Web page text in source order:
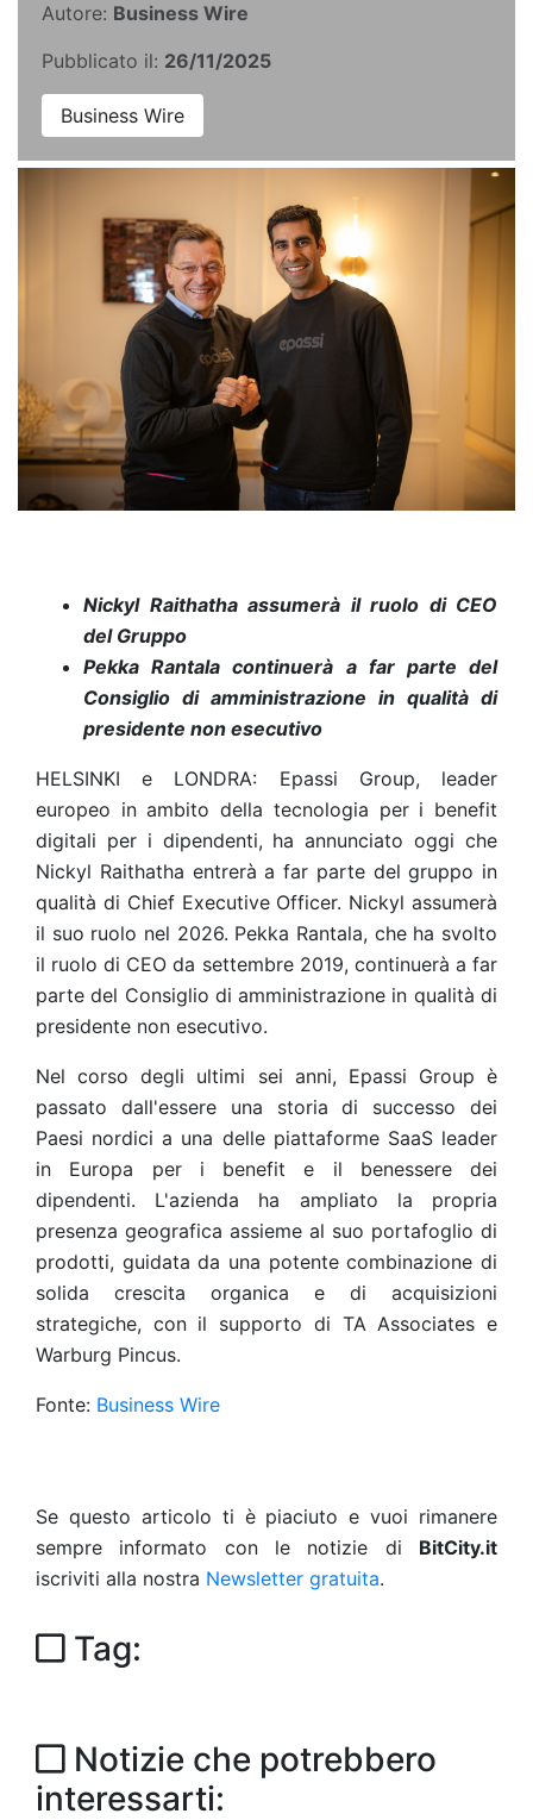
Autore: Business Wire
Pubblicato il: 26/11/2025
Business Wire
Nickyl Raithatha assumerà il ruolo di CEO
del Gruppo
Pekka Rantala continuerà a far parte del
Consiglio di amministrazione in qualità di
presidente non esecutivo
HELSINKI e LONDRA: Epassi Group, leader
europeo in ambito della tecnologia per i benefit
digitali per i dipendenti, ha annunciato oggi che
Nickyl Raithatha entrerà a far parte del gruppo in
qualità di Chief Executive Officer. Nickyl assumerà
il suo ruolo nel 2026. Pekka Rantala, che ha svolto
il ruolo di CEO da settembre 2019, continuerà a far
parte del Consiglio di amministrazione in qualità di
presidente non esecutivo.
Nel corso degli ultimi sei anni, Epassi Group è
passato dall'essere una storia di successo dei
Paesi nordici a una delle piattaforme SaaS leader
in Europa per i benefit e il benessere dei
dipendenti. L'azienda ha ampliato la propria
presenza geografica assieme al suo portafoglio di
prodotti, guidata da una potente combinazione di
solida crescita organica e di acquisizioni
strategiche, con il supporto di TA Associates e
Warburg Pincus.
Fonte: Business Wire
Se questo articolo ti è piaciuto e vuoi rimanere
sempre informato con le notizie di BitCity.it
iscriviti alla nostra Newsletter gratuita.
Tag:
Notizie che potrebbero
interessarti: